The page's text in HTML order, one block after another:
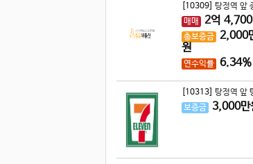
[10309] 탕정역 앞
매매
2억 4,700
총보증금 2,000
원
연수익률 6.34%
[10313] 탕정역 앞
보증금
3,000만